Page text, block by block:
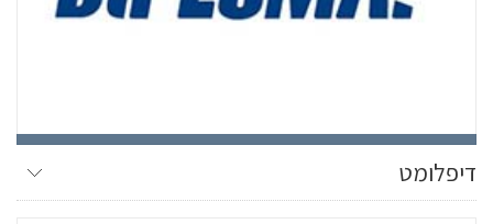
דיפלומט